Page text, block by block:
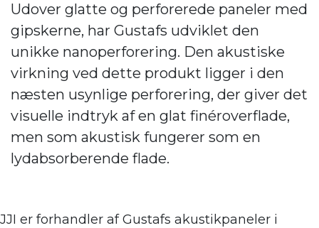
Udover glatte og perforerede paneler med
gipskerne, har Gustafs udviklet den
unikke nanoperforering. Den akustiske
virkning ved dette produkt ligger i den
næsten usynlige perforering, der giver det
visuelle indtryk af en glat finéroverflade,
men som akustisk fungerer som en
lydabsorberende flade.
JJI er forhandler afGustafs akustikpaneler i